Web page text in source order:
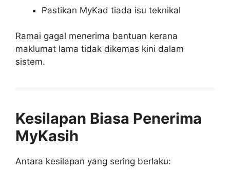
Pastikan MyKad tiada isu teknikal
Ramai gagal menerima bantuan kerana
maklumat lama tidak dikemas kini dalam
sistem.
Kesilapan Biasa Penerima
MyKasih
Antara kesilapan yang sering berlaku: